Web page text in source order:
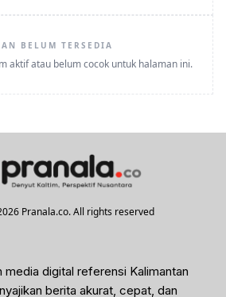
BELUM TERSEDIA
aktif atau belum cocok untuk halaman ini.
Pranala.co. All rights reserved
media digital referensi Kalimantan
berita akurat, cepat, dan